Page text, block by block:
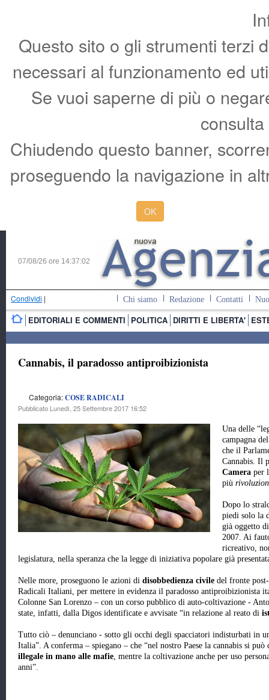
Questo sito o gli strumenti terzi
necessari al funzionamento ed
Se vuoi saperne di più o
Chiudendo questo banner,
proseguendo la navigazione in
OK
07/08/26 ore 14:37:03
Condividi | Chi siamo Redazione Contatti
EDITORIALI E COMMENTI POLITICA DIRITTI E LIBERTA'
Cannabis, il paradosso antiproibizionista
Categoria:COSE RADICALI
Pubblicato Lunedì, 25 Settembre 2017 16:52
Una delle
campagna
che il
Cannabis. Il
Camera per
più
Dopo lo
piedi solo la
già oggetto
2007. Ai
ricreativo,
legislatura, nella speranza che la legge di iniziativa popolare già
Nelle more, proseguono le azioni di disobbedienza civile del fronte
Radicali Italiani, per mettere in evidenza il paradosso antiproibizionista
Colonne San Lorenzo – con un corso pubblico di auto-coltivazione -
state, infatti, dalla Digos identificate e avvisate “in relazione al reato di
Tutto ciò – denunciano - sotto gli occhi degli spacciatori indisturbati in
Italia”. A conferma – spiegano – che “nel nostro Paese la cannabis si
illegale in mano alle mafie, mentre la coltivazione anche per uso
anni”.